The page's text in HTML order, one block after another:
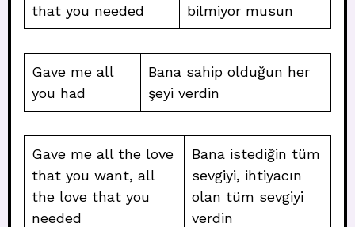
that you needed
bilmiyor musun
Gave me all
you had
Bana sahip olduğun her
şeyi verdin
Gave me all the love
that you want, all
the love that you
needed
Bana istediğin tüm
sevgiyi, ihtiyacın
olan tüm sevgiyi
verdin